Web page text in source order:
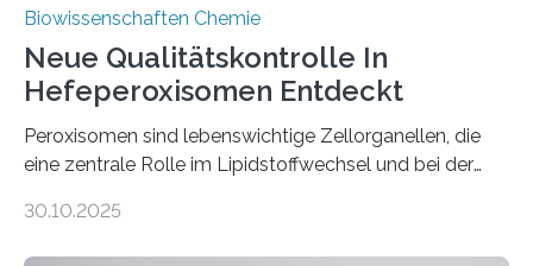
Biowissenschaften Chemie
Neue Qualitätskontrolle In
Hefeperoxisomen Entdeckt
Peroxisomen sind lebenswichtige Zellorganellen, die
eine zentrale Rolle im Lipidstoffwechsel und bei der
erfüllen können, müssen zahlreiche Enzyme präzise in
30.10.2025